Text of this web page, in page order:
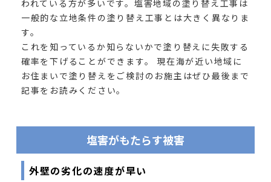
われている方が多いです。塩害地域の塗り替え工事は
一般的な立地条件の塗り替え工事とは大きく異なりま
す。
これを知っているか知らないかで塗り替えに失敗する
確率を下げることができます。 現在海が近い地域に
お住まいで塗り替えをご検討のお施主はぜひ最後まで
記事をお読みください。
塩害がもたらす被害
外壁の劣化の速度が早い